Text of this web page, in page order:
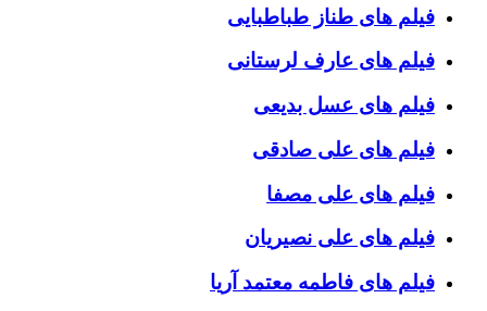
فیلم های طناز طباطبایی
فیلم های عارف لرستانی
فیلم های عسل بدیعی
فیلم های علی صادقی
فیلم های علی مصفا
فیلم های علی نصیریان
فیلم های فاطمه معتمد آریا